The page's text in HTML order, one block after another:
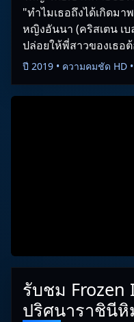
"ทำไมเธอถึงได้เกิดมา
หญิงอันนา (คริสเตน เบ
ปล่อยให้พี่สาวของเธอ
ปี 2019 • ความคมชัด HD
รับชม Frozen
ปริศนาราชินี